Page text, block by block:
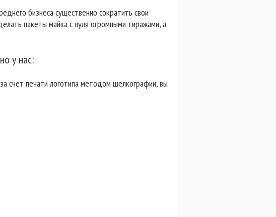
бизнеса существенно сократить свои
пакеты майка с нуля огромными тиражами, а
у нас:
счет печати логотипа методом шелкографии, вы